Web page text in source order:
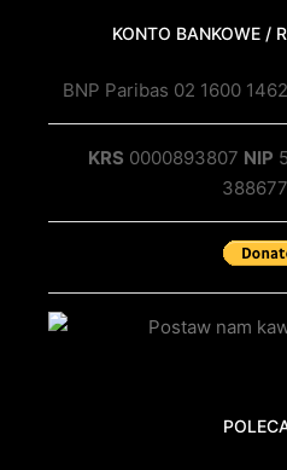
KONTO BANKOWE /
BNP Paribas 02 1600
KRS 0000893807 NIP